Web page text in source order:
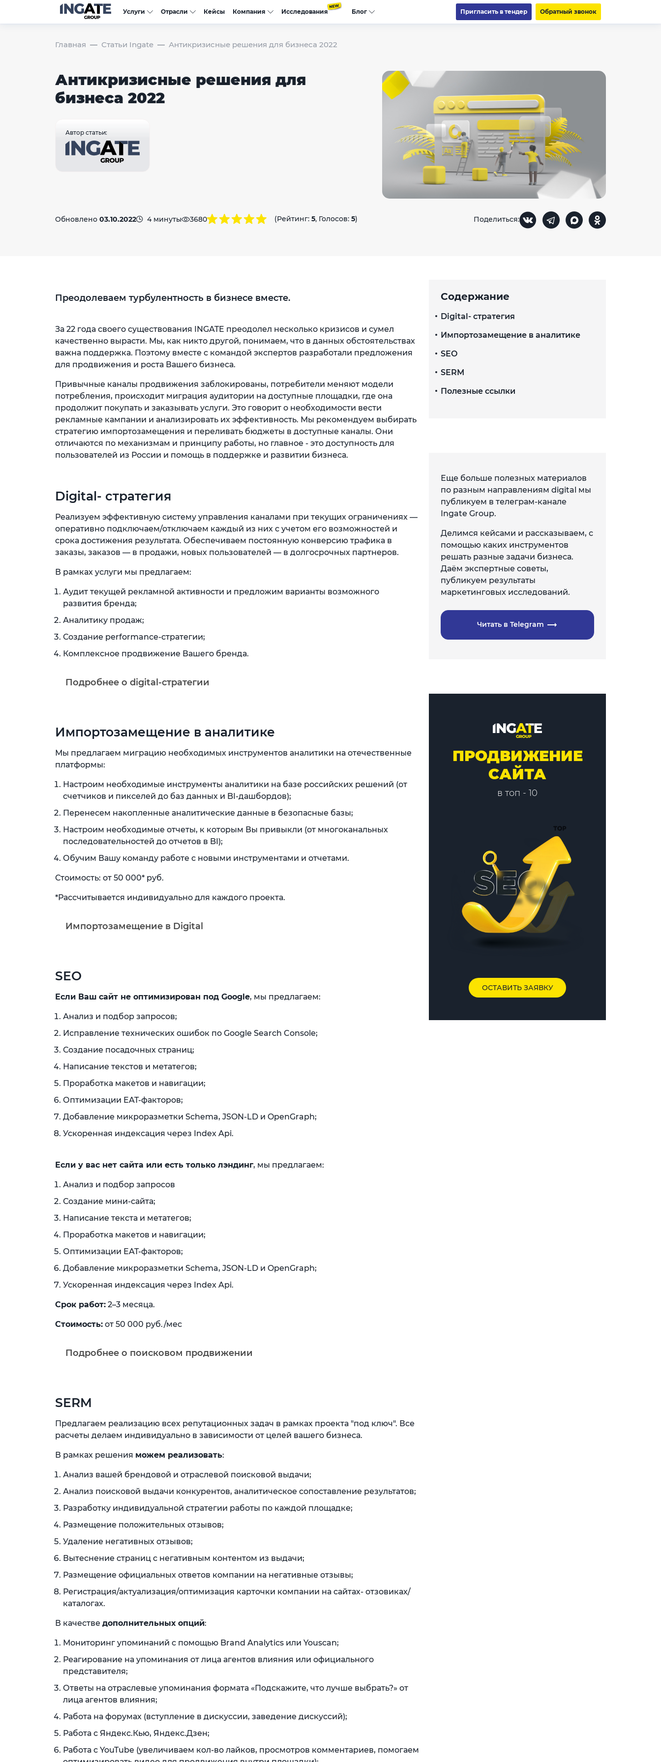
Услуги Отрасли Кейсы Компания Исследования Блог Пригласить в тендер Обратный звонок
Главная Статьи Ingate Антикризисные решения для бизнеса 2022
Антикризисные решения для
бизнеса 2022
Автор статьи:
Обновлено 03.10.2022 4 минуты 3680 (Рейтинг: 5, Голосов: 5) Поделиться:
Преодолеваем турбулентность в бизнесе вместе.
За 22 года своего существования INGATE преодолел несколько кризисов и сумел
качественно вырасти. Мы, как никто другой, понимаем, что в данных обстоятельствах
важна поддержка. Поэтому вместе с командой экспертов разработали предложения
для продвижения и роста Вашего бизнеса.
Привычные каналы продвижения заблокированы, потребители меняют модели
потребления, происходит миграция аудитории на доступные площадки, где она
продолжит покупать и заказывать услуги. Это говорит о необходимости вести
рекламные кампании и анализировать их эффективность. Мы рекомендуем выбирать
стратегию импортозамещения и переливать бюджеты в доступные каналы. Они
отличаются по механизмам и принципу работы, но главное - это доступность для
пользователей из России и помощь в поддержке и развитии бизнеса.
Digital- стратегия
Реализуем эффективную систему управления каналами при текущих ограничениях —
оперативно подключаем/отключаем каждый из них с учетом его возможностей и
срока достижения результата. Обеспечиваем постоянную конверсию трафика в
заказы, заказов — в продажи, новых пользователей — в долгосрочных партнеров.
В рамках услуги мы предлагаем:
Аудит текущей рекламной активности и предложим варианты возможного
развития бренда;
Аналитику продаж;
Создание performance-стратегии;
Комплексное продвижение Вашего бренда.
Подробнее о digital-стратегии
Импортозамещение в аналитике
Мы предлагаем миграцию необходимых инструментов аналитики на отечественные
платформы:
Настроим необходимые инструменты аналитики на базе российских решений (от
счетчиков и пикселей до баз данных и BI-дашбордов);
Перенесем накопленные аналитические данные в безопасные базы;
Настроим необходимые отчеты, к которым Вы привыкли (от многоканальных
последовательностей до отчетов в BI);
Обучим Вашу команду работе с новыми инструментами и отчетами.
Стоимость: от 50 000* руб.
*Рассчитывается индивидуально для каждого проекта.
Импортозамещение в Digital
SEO
Если Ваш сайт не оптимизирован под Google, мы предлагаем:
Анализ и подбор запросов;
Исправление технических ошибок по Google Search Console;
Создание посадочных страниц;
Написание текстов и метатегов;
Проработка макетов и навигации;
Оптимизации EAT-факторов;
Добавление микроразметки Schema, JSON-LD и OpenGraph;
Ускоренная индексация через Index Api.
Если у вас нет сайта или есть только лэндинг, мы предлагаем:
Анализ и подбор запросов
Создание мини-сайта;
Написание текста и метатегов;
Проработка макетов и навигации;
Оптимизации EAT-факторов;
Добавление микроразметки Schema, JSON-LD и OpenGraph;
Ускоренная индексация через Index Api.
Срок работ: 2–3 месяца.
Стоимость: от 50 000 руб./мес
Подробнее о поисковом продвижении
SERM
Предлагаем реализацию всех репутационных задач в рамках проекта "под ключ". Все
расчеты делаем индивидуально в зависимости от целей вашего бизнеса.
В рамках решения можем реализовать:
Анализ вашей брендовой и отраслевой поисковой выдачи;
Анализ поисковой выдачи конкурентов, аналитическое сопоставление результатов;
Разработку индивидуальной стратегии работы по каждой площадке;
Размещение положительных отзывов;
Удаление негативных отзывов;
Вытеснение страниц с негативным контентом из выдачи;
Размещение официальных ответов компании на негативные отзывы;
Регистрация/актуализация/оптимизация карточки компании на сайтах- отзовиках/
каталогах.
В качестве дополнительных опций:
Мониторинг упоминаний с помощью Brand Analytics или Youscan;
Реагирование на упоминания от лица агентов влияния или официального
представителя;
Ответы на отраслевые упоминания формата «Подскажите, что лучше выбрать?» от
лица агентов влияния;
Работа на форумах (вступление в дискуссии, заведение дискуссий);
Работа с Яндекс.Кью, Яндекс.Дзен;
Работа с YouTube (увеличиваем кол-во лайков, просмотров комментариев, помогаем
Содержание
Digital- стратегия
Импортозамещение в аналитике
SEO
SERM
Полезные ссылки
Еще больше полезных материалов
по разным направлениям digital мы
публикуем в телеграм-канале
Ingate Group.
Делимся кейсами и рассказываем, с
помощью каких инструментов
решать разные задачи бизнеса.
Даём экспертные советы,
публикуем результаты
маркетинговых исследований.
Читать в Telegram
ПРОДВИЖЕНИЕ
САЙТА
в топ - 10
ОСТАВИТЬ ЗАЯВКУ